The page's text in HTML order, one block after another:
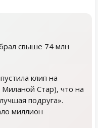
свыше 74 млн
клип на
Стар), что на
подруга» .
миллион